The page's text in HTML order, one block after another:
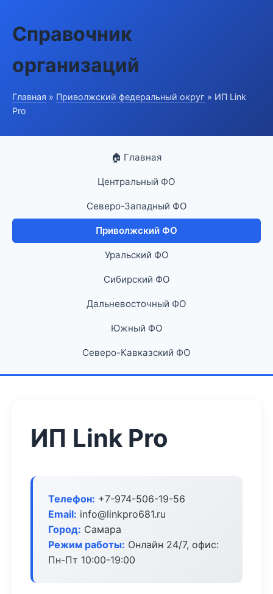
Справочник
организаций
Главная » Приволжский федеральный округ » ИП Link
Pro
🏠 Главная
Центральный ФО
Северо-Западный ФО
Приволжский ФО
Уральский ФО
Сибирский ФО
Дальневосточный ФО
Южный ФО
Северо-Кавказский ФО
ИП Link Pro
Телефон: +7-974-506-19-56
Email: info@linkpro681.ru
Город: Самара
Режим работы: Онлайн 24/7, офис:
Пн-Пт 10:00-19:00